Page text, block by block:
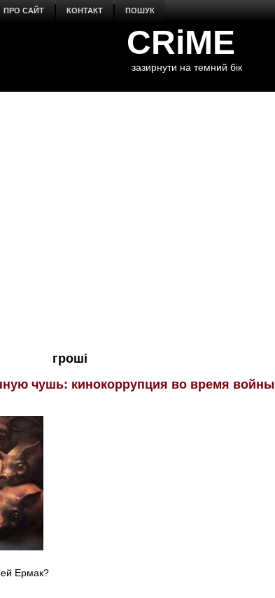
ПРО САЙТ КОНТАКТ ПОШУК
CRiME
зазирнути на темний бік
гроші
чушь: кинокоррупция во время войны
Ермак?